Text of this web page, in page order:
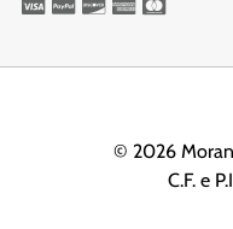
© 2026
C.F. e